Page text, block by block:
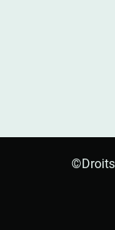
©Droits